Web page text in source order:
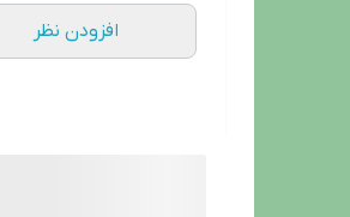
افزودن نظر